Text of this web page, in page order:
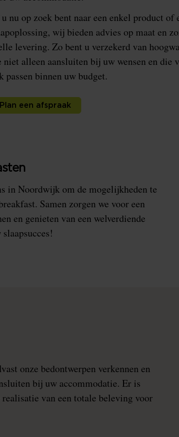
nu op zoek bent naar een enkel product of
wij bieden advies op maat en
levering. Zo bent u verzekerd van
niet alleen aansluiten bij uw wensen en die
passen binnen uw budget.
Plan een afspraak
in Noordwijk om de mogelijkheden te
Samen zorgen we voor een
en genieten van een welverdiende
onze bedontwerpen verkennen en
bij uw accommodatie. Er is
van een totale beleving voor